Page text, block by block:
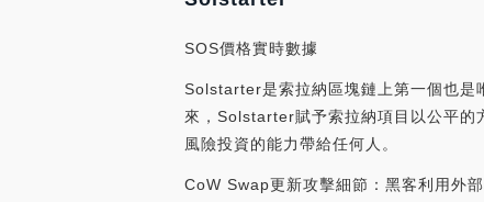
SOS價格實時數據
Solstarter是索拉納區塊鏈上第一個也是
來，Solstarter賦予索拉納項目以公平的
風險投資的能力帶給任何人。
CoW Swap更新攻擊細節：黑客利用外